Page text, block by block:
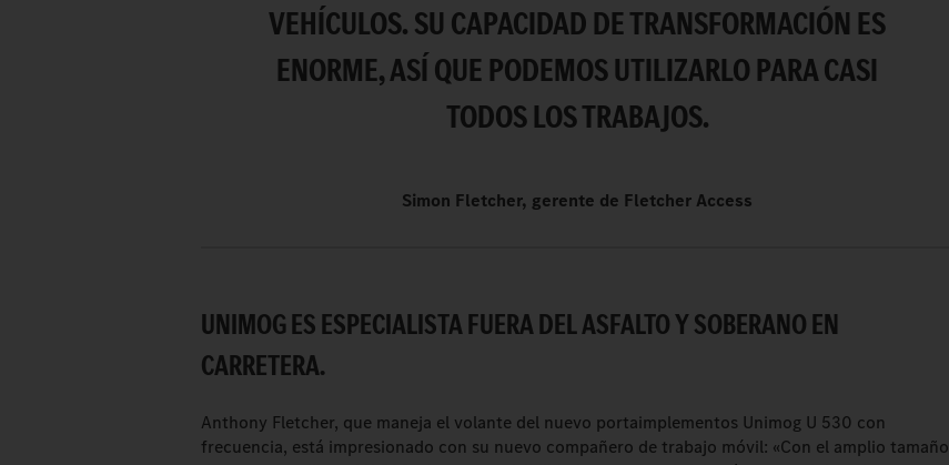
VEHÍCULOS. SU CAPACIDAD DE TRANSFORMACIÓN ES
ENORME, ASÍ QUE PODEMOS UTILIZARLO PARA CASI
TODOS LOS TRABAJOS.
Simon Fletcher, gerente de Fletcher Access
UNIMOG ES ESPECIALISTA FUERA DEL ASFALTO Y SOBERANO EN
CARRETERA.
Anthony Fletcher, que maneja el volante del nuevo portaimplementos Unimog U 530 con
frecuencia, está impresionado con su nuevo compañero de trabajo móvil: «Con el amplio tamaño